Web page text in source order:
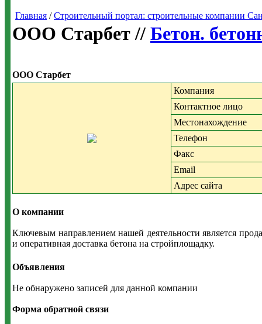
Главная /Строительный портал: строительные компании
ООО Старбет // Бетон.
ООО Старбет
Компания
Контактное лицо
Местонахождение
Телефон
Факс
Email
Адрес сайта
О компании
Ключевым направлением нашей деятельности является
и оперативная доставка бетона на стройплощадку.
Объявления
Не обнаружено записей для данной компании
Форма обратной связи